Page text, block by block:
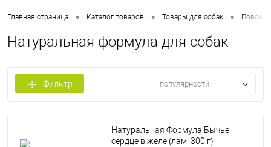
Главная страница • Каталог товаров • Товары для собак •
Натуральная формула для собак
Фильтр популярности
Натуральная Формула Бычье
сердце в желе (лам. 300 г)